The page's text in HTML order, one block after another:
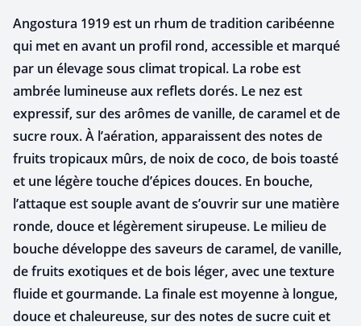
Angostura 1919 est un rhum de tradition caribéenne
qui met en avant un profil rond, accessible et marqué
par un élevage sous climat tropical. La robe est
ambrée lumineuse aux reflets dorés. Le nez est
expressif, sur des arômes de vanille, de caramel et de
sucre roux. À l’aération, apparaissent des notes de
fruits tropicaux mûrs, de noix de coco, de bois toasté
et une légère touche d’épices douces. En bouche,
l’attaque est souple avant de s’ouvrir sur une matière
ronde, douce et légèrement sirupeuse. Le milieu de
bouche développe des saveurs de caramel, de vanille,
de fruits exotiques et de bois léger, avec une texture
fluide et gourmande. La finale est moyenne à longue,
douce et chaleureuse, sur des notes de sucre cuit et